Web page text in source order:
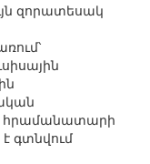
զորատեսակ
հրամանատարի
գտնվում